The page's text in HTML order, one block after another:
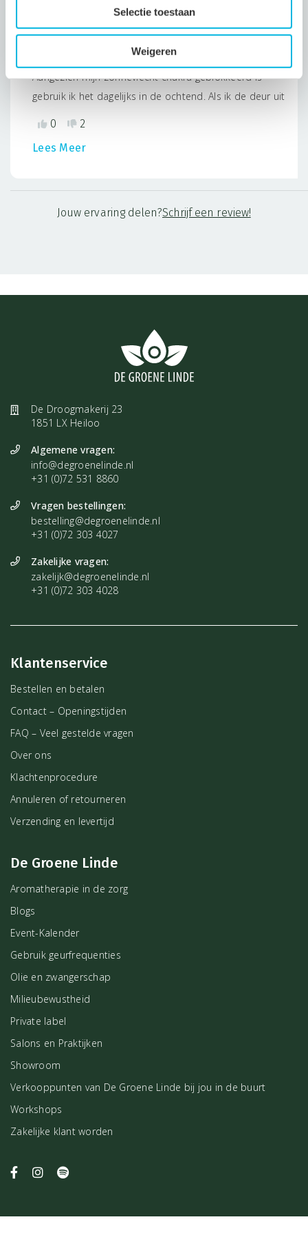
Selectie toestaan
Weigeren
M.
Aangezien mijn zonnevlecht chakra geblokkeerd is
gebruik ik het dagelijks in de ochtend. Als ik de deur uit
0
2
Lees Meer
Jouw ervaring delen?Schrijf een review!
De Droogmakerij 23
1851 LX Heiloo
Algemene vragen:
info@degroenelinde.nl
+31 (0)72 531 8860
Vragen bestellingen:
bestelling@degroenelinde.nl
+31 (0)72 303 4027
Zakelijke vragen:
zakelijk@degroenelinde.nl
+31 (0)72 303 4028
Klantenservice
Bestellen en betalen
Contact – Openingstijden
FAQ – Veel gestelde vragen
Over ons
Klachtenprocedure
Annuleren of retourneren
Verzending en levertijd
De Groene Linde
Aromatherapie in de zorg
Blogs
Event-Kalender
Gebruik geurfrequenties
Olie en zwangerschap
Milieubewustheid
Private label
Salons en Praktijken
Showroom
Verkooppunten van De Groene Linde bij jou in de buurt
Workshops
Zakelijke klant worden